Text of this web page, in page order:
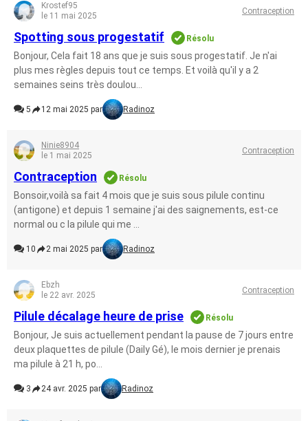
Krostef95
le 11 mai 2025
Contraception
Spotting sous progestatif Résolu
Bonjour, Cela fait 18 ans que je suis sous progestatif. Je n'ai
plus mes règles depuis tout ce temps. Et voilà qu'il y a 2
semaines seins très doulou...
5 12 mai 2025 par Radinoz
Ninie8904
le 1 mai 2025
Contraception
Contraception Résolu
Bonsoir,voilà sa fait 4 mois que je suis sous pilule continu
(antigone) et depuis 1 semaine j'ai des saignements, est-ce
normal ou c la pilule qui me ...
10 2 mai 2025 par Radinoz
Ebzh
le 22 avr. 2025
Contraception
Pilule décalage heure de prise Résolu
Bonjour, Je suis actuellement pendant la pause de 7 jours entre
deux plaquettes de pilule (Daily Gé), le mois dernier je prenais
ma pilule à 21 h, po...
3 24 avr. 2025 par Radinoz